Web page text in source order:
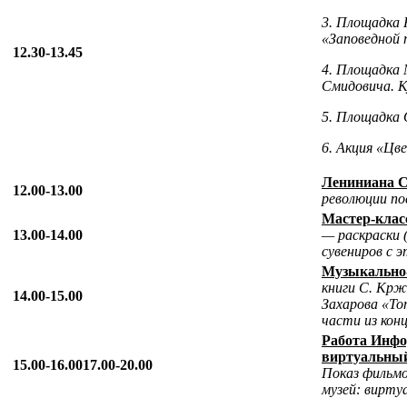
12.30-13.45
3. Площадка
«Заповедной
4. Площадка
Смидовича.
5. Площадка
6. Акция
12.00-13.00
Лениниана
революции
13.00-14.00
Мастер-
— раскраски
сувениров с
14.00-15.00
книги С.
Захарова
части из
15.00-16.0017.00-20.00
Работа
Показ
музей: